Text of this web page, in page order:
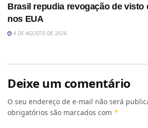
Brasil repudia revogação de visto
nos EUA
4 DE AGOSTO DE 2026
Deixe um comentário
O seu endereço de e-mail não será
obrigatórios são marcados com *